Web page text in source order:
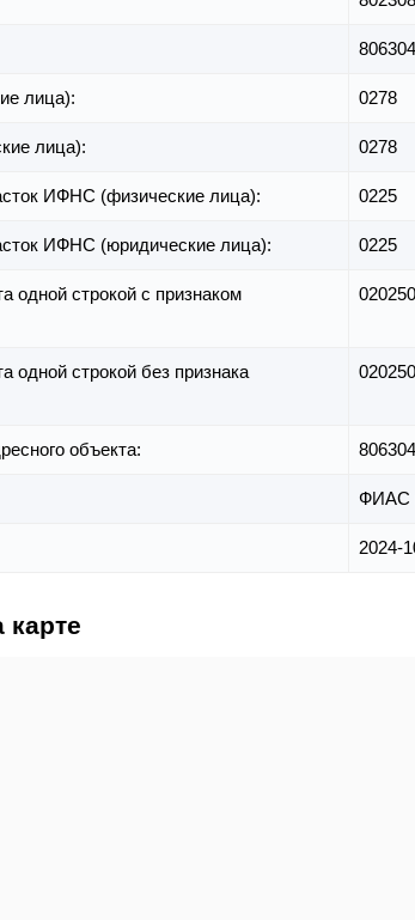
лица): 0278
лица): 0278
ИФНС (физические лица): 0225
ИФНС (юридические лица): 0225
одной строкой с признаком
одной строкой без признака
объекта:
ФИАС
2024-